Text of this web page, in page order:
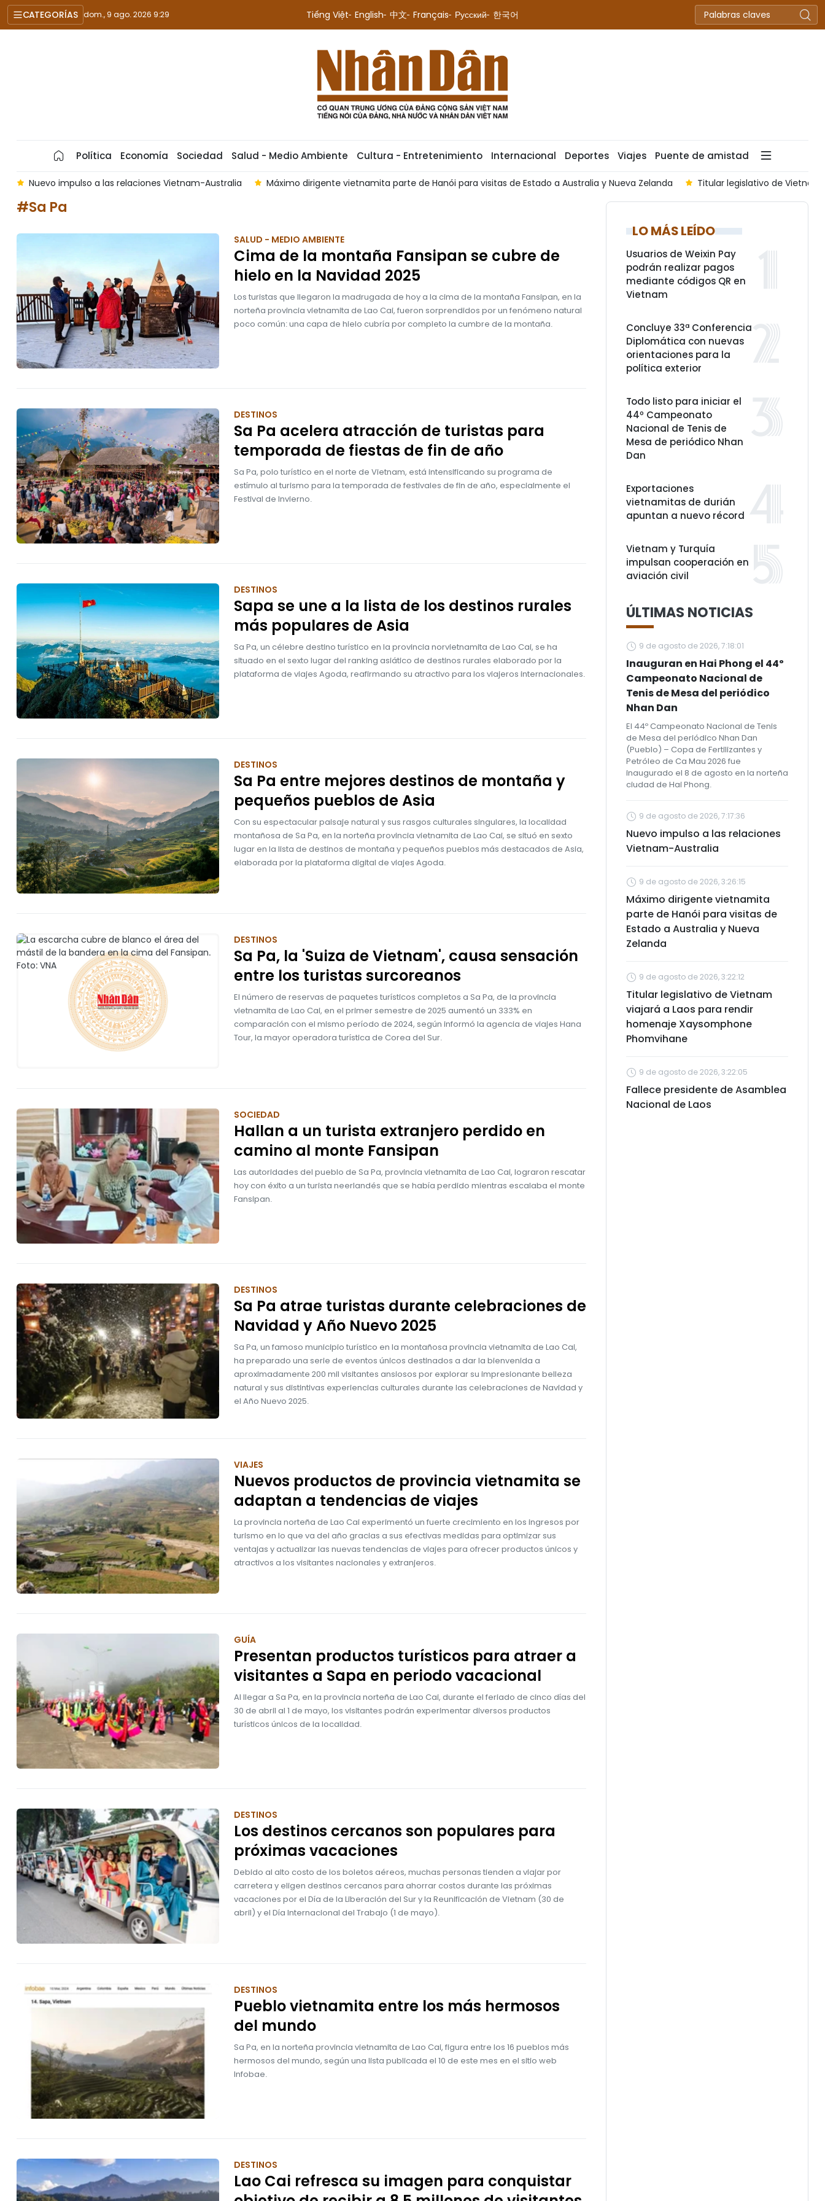
CATEGORÍAS dom., 9 ago. 2026 9:29 Tiếng Việt English 中文 Français Русский 한국어
Política Economía Sociedad Salud - Medio Ambiente Cultura - Entretenimiento Internacional Deportes Viajes Puente de amistad
Máximo dirigente vietnamita parte de Hanói para visitas de Estado a Australia y Nueva Zelanda Titular legislativo de Vietnam viajará a Laos para rendir homenaje
#Sa Pa
SALUD - MEDIO AMBIENTE
Cima de la montaña Fansipan se cubre de
hielo en la Navidad 2025
Los turistas que llegaron la madrugada de hoy a la cima de la montaña Fansipan, en la
norteña provincia vietnamita de Lao Cai, fueron sorprendidos por un fenómeno natural
poco común: una capa de hielo cubría por completo la cumbre de la montaña.
DESTINOS
Sa Pa acelera atracción de turistas para
temporada de fiestas de fin de año
Sa Pa, polo turístico en el norte de Vietnam, está intensificando su programa de
estímulo al turismo para la temporada de festivales de fin de año, especialmente el
Festival de Invierno.
DESTINOS
Sapa se une a la lista de los destinos rurales
más populares de Asia
Sa Pa, un célebre destino turístico en la provincia norvietnamita de Lao Cai, se ha
situado en el sexto lugar del ranking asiático de destinos rurales elaborado por la
plataforma de viajes Agoda, reafirmando su atractivo para los viajeros internacionales.
DESTINOS
Sa Pa entre mejores destinos de montaña y
pequeños pueblos de Asia
Con su espectacular paisaje natural y sus rasgos culturales singulares, la localidad
montañosa de Sa Pa, en la norteña provincia vietnamita de Lao Cai, se situó en sexto
lugar en la lista de destinos de montaña y pequeños pueblos más destacados de Asia,
elaborada por la plataforma digital de viajes Agoda.
DESTINOS
Sa Pa, la 'Suiza de Vietnam', causa sensación
entre los turistas surcoreanos
El número de reservas de paquetes turísticos completos a Sa Pa, de la provincia
vietnamita de Lao Cai, en el primer semestre de 2025 aumentó un 333% en
comparación con el mismo período de 2024, según informó la agencia de viajes Hana
Tour, la mayor operadora turística de Corea del Sur.
SOCIEDAD
Hallan a un turista extranjero perdido en
camino al monte Fansipan
Las autoridades del pueblo de Sa Pa, provincia vietnamita de Lao Cai, lograron rescatar
hoy con éxito a un turista neerlandés que se había perdido mientras escalaba el monte
Fansipan.
DESTINOS
Sa Pa atrae turistas durante celebraciones de
Navidad y Año Nuevo 2025
Sa Pa, un famoso municipio turístico en la montañosa provincia vietnamita de Lao Cai,
ha preparado una serie de eventos únicos destinados a dar la bienvenida a
aproximadamente 200 mil visitantes ansiosos por explorar su impresionante belleza
natural y sus distintivas experiencias culturales durante las celebraciones de Navidad y
el Año Nuevo 2025.
VIAJES
Nuevos productos de provincia vietnamita se
adaptan a tendencias de viajes
La provincia norteña de Lao Cai experimentó un fuerte crecimiento en los ingresos por
turismo en lo que va del año gracias a sus efectivas medidas para optimizar sus
ventajas y actualizar las nuevas tendencias de viajes para ofrecer productos únicos y
atractivos a los visitantes nacionales y extranjeros.
GUÍA
Presentan productos turísticos para atraer a
visitantes a Sapa en periodo vacacional
Al llegar a Sa Pa, en la provincia norteña de Lao Cai, durante el feriado de cinco días del
30 de abril al 1 de mayo, los visitantes podrán experimentar diversos productos
turísticos únicos de la localidad.
DESTINOS
Los destinos cercanos son populares para
próximas vacaciones
Debido al alto costo de los boletos aéreos, muchas personas tienden a viajar por
carretera y eligen destinos cercanos para ahorrar costos durante las próximas
vacaciones por el Día de la Liberación del Sur y la Reunificación de Vietnam (30 de
abril) y el Día Internacional del Trabajo (1 de mayo).
DESTINOS
Pueblo vietnamita entre los más hermosos
del mundo
Sa Pa, en la norteña provincia vietnamita de Lao Cai, figura entre los 16 pueblos más
hermosos del mundo, según una lista publicada el 10 de este mes en el sitio web
Infobae.
DESTINOS
Lao Cai refresca su imagen para conquistar
LO MÁS LEÍDO
Usuarios de Weixin Pay
podrán realizar pagos
mediante códigos QR en
Vietnam
Concluye 33ª Conferencia
Diplomática con nuevas
orientaciones para la
política exterior
Todo listo para iniciar el
44º Campeonato
Nacional de Tenis de
Mesa de periódico Nhan
Dan
Exportaciones
vietnamitas de durián
apuntan a nuevo récord
Vietnam y Turquía
impulsan cooperación en
aviación civil
ÚLTIMAS NOTICIAS
9 de agosto de 2026, 7:18:01
Inauguran en Hai Phong el 44º
Campeonato Nacional de
Tenis de Mesa del periódico
Nhan Dan
El 44º Campeonato Nacional de Tenis
de Mesa del periódico Nhan Dan
(Pueblo) – Copa de Fertilizantes y
Petróleo de Ca Mau 2026 fue
inaugurado el 8 de agosto en la norteña
ciudad de Hai Phong.
9 de agosto de 2026, 7:17:36
Nuevo impulso a las relaciones
Vietnam-Australia
9 de agosto de 2026, 3:26:15
Máximo dirigente vietnamita
parte de Hanói para visitas de
Estado a Australia y Nueva
Zelanda
9 de agosto de 2026, 3:22:12
Titular legislativo de Vietnam
viajará a Laos para rendir
homenaje Xaysomphone
Phomvihane
9 de agosto de 2026, 3:22:05
Fallece presidente de Asamblea
Nacional de Laos